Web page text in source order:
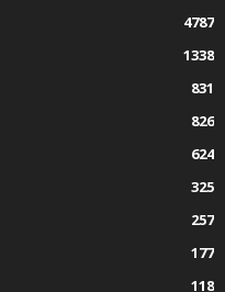
4787
1338
831
826
624
325
257
177
118